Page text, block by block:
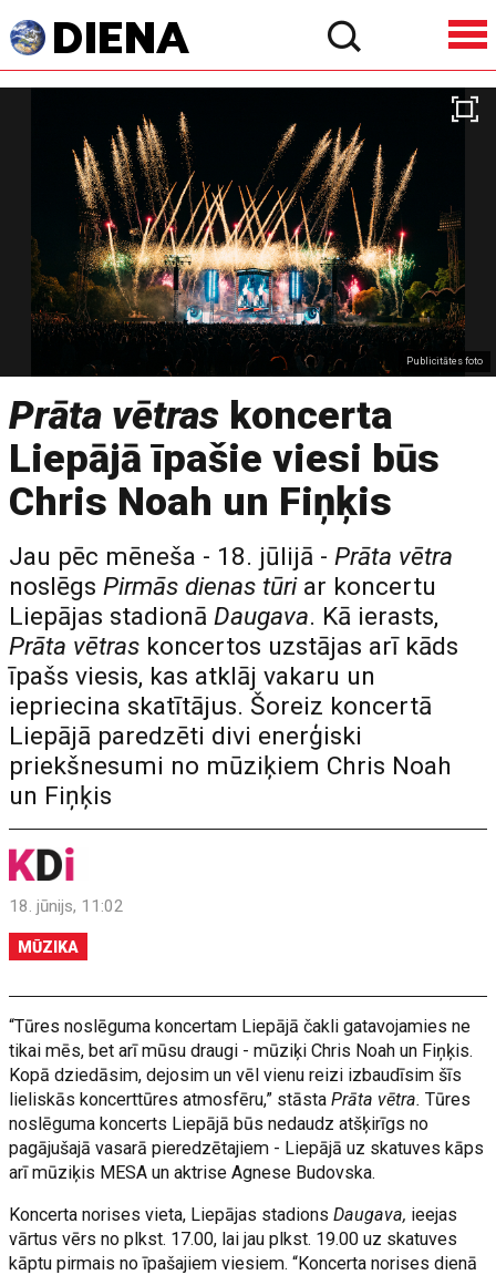
Publicitātes foto
Prāta vētras koncerta
Liepājā īpašie viesi būs
Chris Noah un Fiņķis
Jau pēc mēneša - 18. jūlijā -Prāta vētra
noslēgsPirmās dienas tūriar koncertu
Liepājas stadionāDaugava. Kā ierasts,
Prāta vētras koncertos uzstājas arī kāds
īpašs viesis, kas atklāj vakaru un
iepriecina skatītājus. Šoreiz koncertā
Liepājā paredzēti divi enerģiski
priekšnesumi no mūziķiem Chris Noah
un Fiņķis
18. jūnijs, 11:02
MŪZIKA
“Tūres noslēguma koncertam Liepājā čakli gatavojamies ne
tikai mēs, bet arī mūsu draugi - mūziķi Chris Noah un Fiņķis.
Kopā dziedāsim, dejosim un vēl vienu reizi izbaudīsim šīs
lieliskās koncerttūres atmosfēru,” stāstaPrāta vētra. Tūres
noslēguma koncerts Liepājā būs nedaudz atšķirīgs no
pagājušajā vasarā pieredzētajiem - Liepājā uz skatuves kāps
arī mūziķis MESA un aktrise Agnese Budovska.
Koncerta norises vieta, Liepājas stadionsDaugava, ieejas
vārtus vērs no plkst. 17.00, lai jau plkst. 19.00 uz skatuves
kāptu pirmais no īpašajiem viesiem. “Koncerta norises dienā